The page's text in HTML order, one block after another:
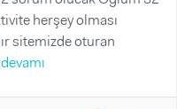
herşey olması
sitemizde oturan
devamı